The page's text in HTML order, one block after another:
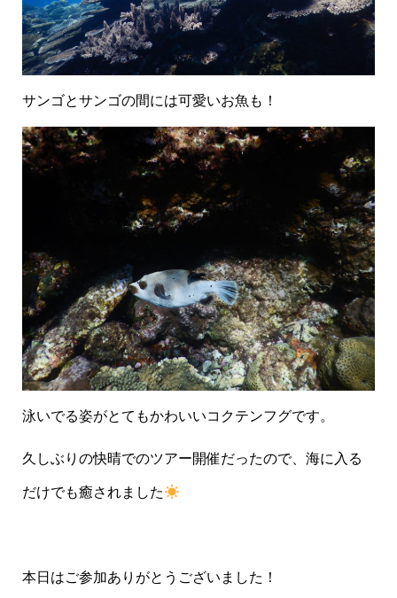
サンゴとサンゴの間には可愛いお魚も！
泳いでる姿がとてもかわいいコクテンフグです。
久しぶりの快晴でのツアー開催だったので、海に入る
だけでも癒されました
本日はご参加ありがとうございました！